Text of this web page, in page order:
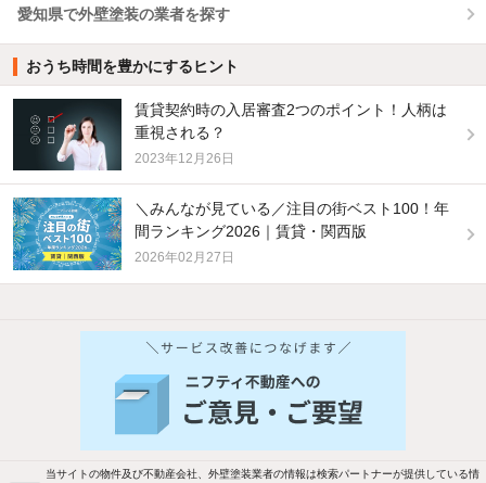
愛知県で外壁塗装の業者を探す
おうち時間を豊かにするヒント
賃貸契約時の入居審査2つのポイント！人柄は
重視される？
2023年12月26日
＼みんなが見ている／注目の街ベスト100！年
間ランキング2026｜賃貸・関西版
2026年02月27日
バス・トイレ別 2階以上
当サイトの物件及び不動産会社、外壁塗装業者の情報は検索パートナーが提供している情